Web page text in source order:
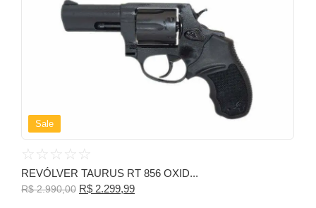
Sale
☆ ☆ ☆ ☆ ☆
REVÓLVER TAURUS RT 856 OXID...
R$2.990,00 R$ 2.299,99